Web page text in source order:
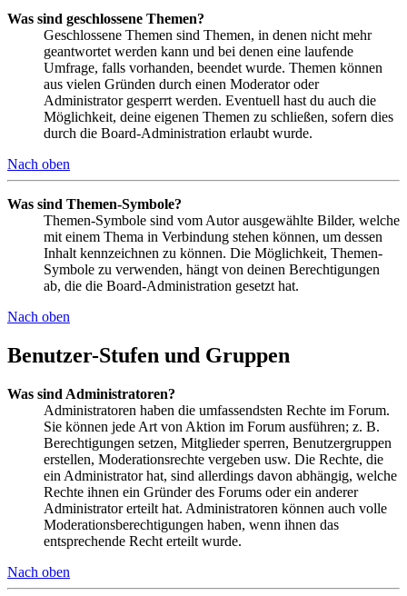
Was sind geschlossene Themen?
Geschlossene Themen sind Themen, in denen nicht mehr
geantwortet werden kann und bei denen eine laufende
Umfrage, falls vorhanden, beendet wurde. Themen können
aus vielen Gründen durch einen Moderator oder
Administrator gesperrt werden. Eventuell hast du auch die
Möglichkeit, deine eigenen Themen zu schließen, sofern dies
durch die Board-Administration erlaubt wurde.
Nach oben
Was sind Themen-Symbole?
Themen-Symbole sind vom Autor ausgewählte Bilder, welche
mit einem Thema in Verbindung stehen können, um dessen
Inhalt kennzeichnen zu können. Die Möglichkeit, Themen-
Symbole zu verwenden, hängt von deinen Berechtigungen
ab, die die Board-Administration gesetzt hat.
Nach oben
Benutzer-Stufen und Gruppen
Was sind Administratoren?
Administratoren haben die umfassendsten Rechte im Forum.
Sie können jede Art von Aktion im Forum ausführen; z. B.
Berechtigungen setzen, Mitglieder sperren, Benutzergruppen
erstellen, Moderationsrechte vergeben usw. Die Rechte, die
ein Administrator hat, sind allerdings davon abhängig, welche
Rechte ihnen ein Gründer des Forums oder ein anderer
Administrator erteilt hat. Administratoren können auch volle
Moderationsberechtigungen haben, wenn ihnen das
entsprechende Recht erteilt wurde.
Nach oben